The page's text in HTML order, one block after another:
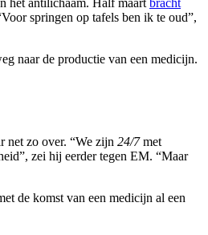
het antilichaam. Half maart bracht
springen op tafels ben ik te oud”,
naar de productie van een medicijn.
net zo over. “We zijn 24/7met
zei hij eerder tegen EM. “Maar
de komst van een medicijn al een